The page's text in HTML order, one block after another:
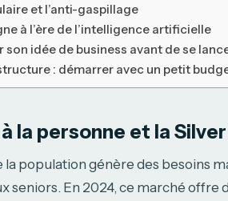
et l’anti-gaspillage
à l’ère de l’intelligence artificielle
idée de business avant de se
: démarrer avec un petit
la personne et la
la population génère des besoins
seniors. En 2024, ce marché